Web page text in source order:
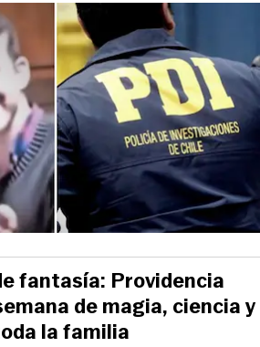
fantasía: Providencia
de magia, ciencia y
la familia